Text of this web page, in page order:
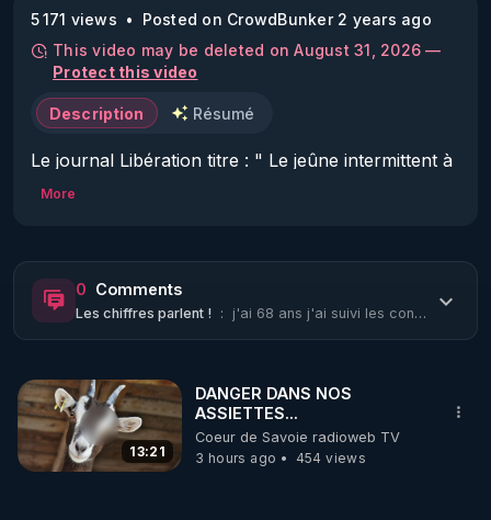
5 171 views
Posted on CrowdBunker 2 years ago
This video may be deleted on August 31, 2026 —
Protect this video
Description Résumé
Le journal Libération titre : " Le jeûne intermittent à
long terme lié à un risque accru de décès
comprendre, et découvrir cette fameuse étude...Qui
n'existe pas !
Alors pourquoi les médias mettent en valeur une
pauvre pré étude sans aucune rigueur scientifique
dizaines d'études prouvant le contraire ?
J'ai mené mon enquête ...
More
0 Comments
Les chiffres parlent ! : j'ai 68 ans j'ai suivi les conseils de thérry depuis 20 ans et le résultat coeur...
13:21
DANGER DANS NOS
ASSIETTES...
Coeur de Savoie radioweb TV
3 hours ago
454 views